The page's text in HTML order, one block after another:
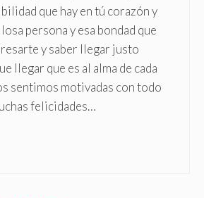
que hay en tú corazón y
persona y esa bondad que
y saber llegar justo
llegar que es al alma de cada
sentimos motivadas con todo
felicidades…